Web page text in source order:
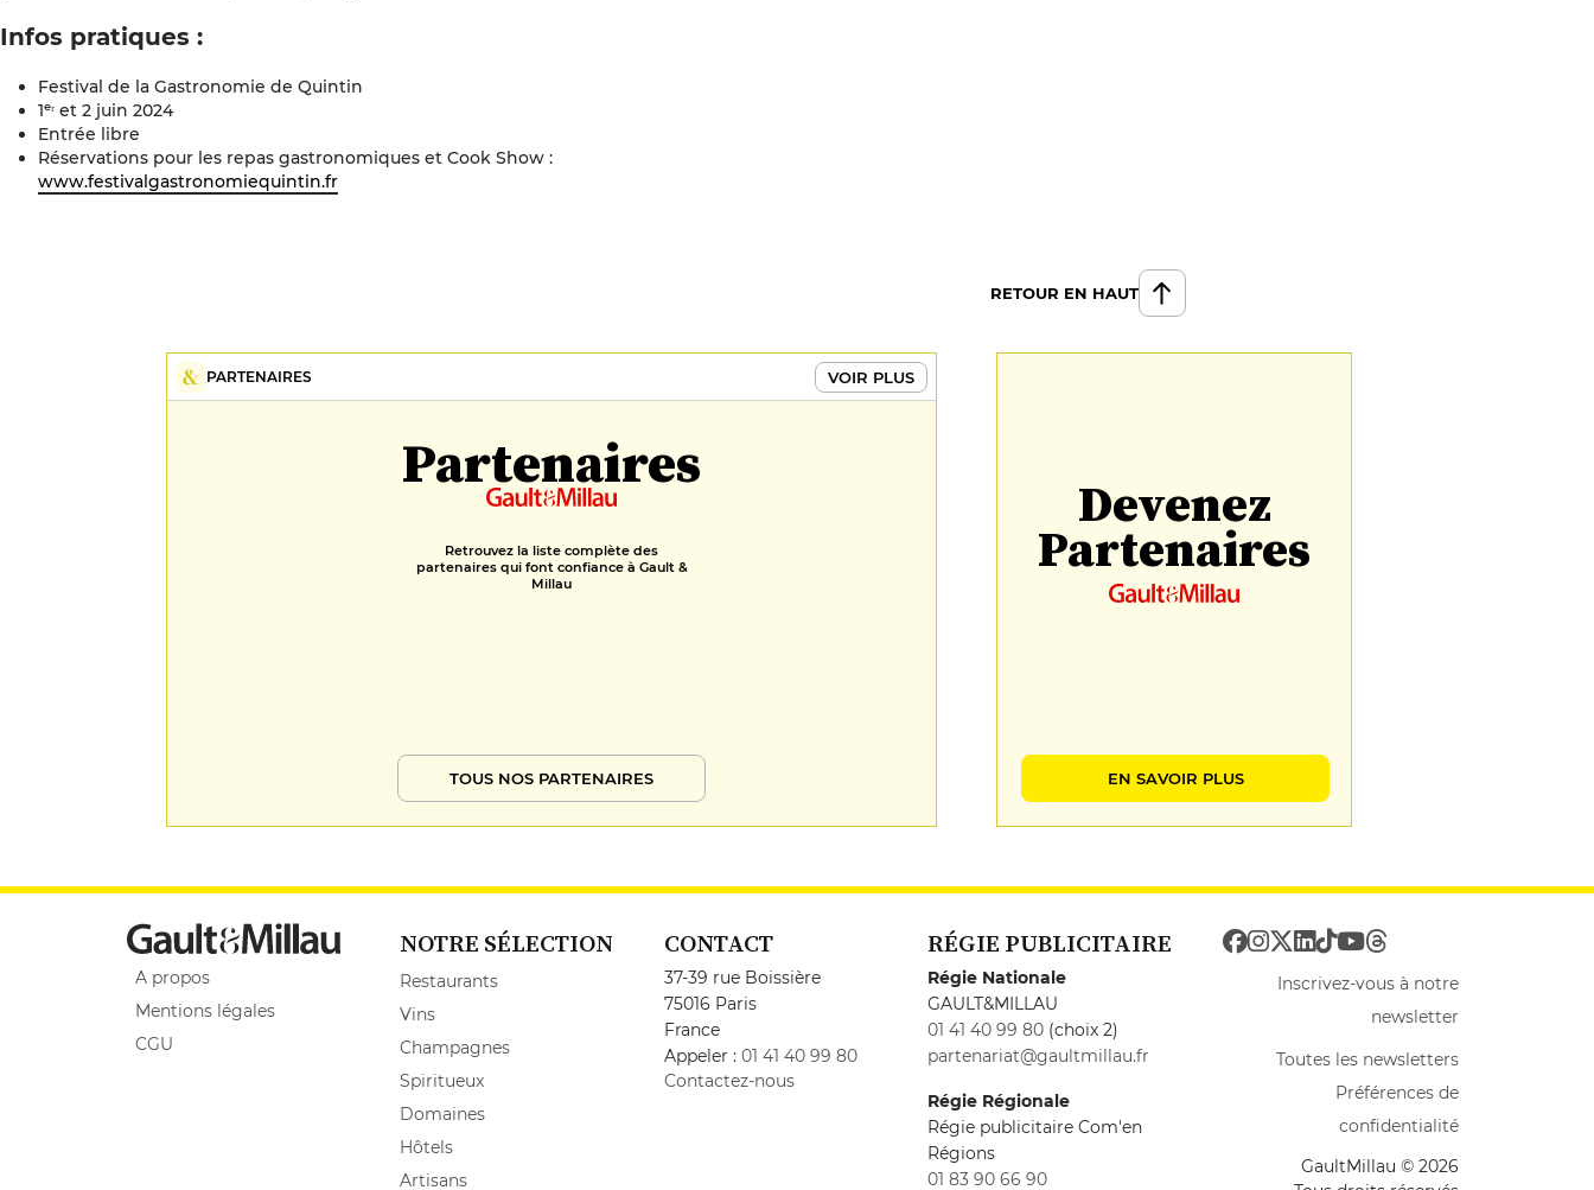
Infos pratiques :
Festival de la Gastronomie de Quintin
1ᵉʳ et 2 juin 2024
Entrée libre
Réservations pour les repas gastronomiques et Cook Show :
www.festivalgastronomiequintin.fr
RETOUR EN HAUT
PARTENAIRES VOIR PLUS
Partenaires
Retrouvez la liste complète des
partenaires qui font confiance à Gault &
Millau
TOUS NOS PARTENAIRES
Devenez
Partenaires
EN SAVOIR PLUS
A propos
Mentions légales
CGU
NOTRE SÉLECTION
Restaurants
Vins
Champagnes
Spiritueux
Domaines
Hôtels
Artisans
CONTACT
37-39 rue Boissière
75016 Paris
France
Appeler : 01 41 40 99 80
Contactez-nous
RÉGIE PUBLICITAIRE
Régie Nationale
GAULT&MILLAU
01 41 40 99 80 (choix 2)
partenariat@gaultmillau.fr
Régie Régionale
Régie publicitaire Com'en
Régions
01 83 90 66 90
Inscrivez-vous à notre
newsletter
Toutes les newsletters
Préférences de
confidentialité
GaultMillau © 2026